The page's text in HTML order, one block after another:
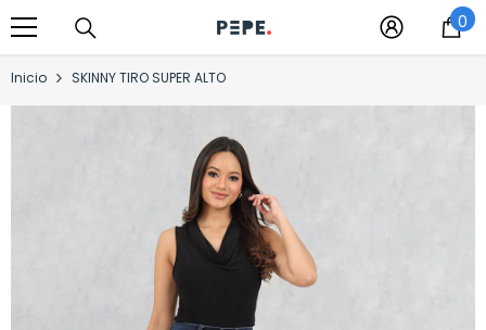
Saltar al contenido 0 0
Inicio SKINNY TIRO SUPER ALTO